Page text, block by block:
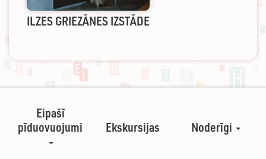
ILZES GRIEZĀNES IZSTĀDE
Eipašī
pīduovuojumi
Ekskursijas Noderīgi